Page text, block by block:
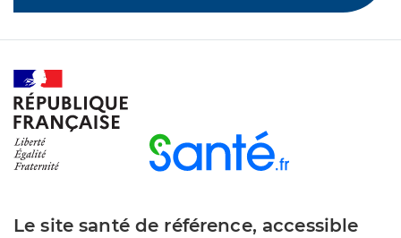
Le site santé de référence, accessible